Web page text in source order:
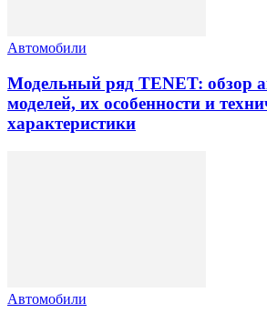
Автомобили
Модельный ряд TENET: обзор
моделей, их особенности и
характеристики
Автомобили